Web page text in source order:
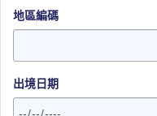
地區編碼
出境日期